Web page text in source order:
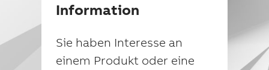
Information
Sie haben Interesse an
einem Produkt oder eine